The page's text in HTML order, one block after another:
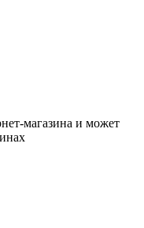
магазина и может